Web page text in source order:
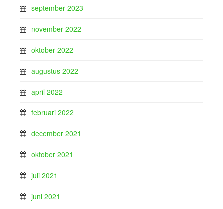
september 2023
november 2022
oktober 2022
augustus 2022
april 2022
februari 2022
december 2021
oktober 2021
juli 2021
juni 2021